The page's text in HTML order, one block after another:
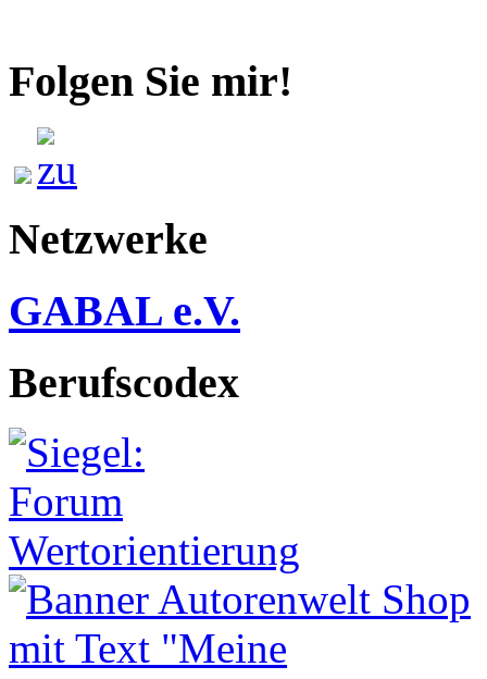
Folgen Sie mir!
Netzwerke
GABAL e.V.
Berufscodex